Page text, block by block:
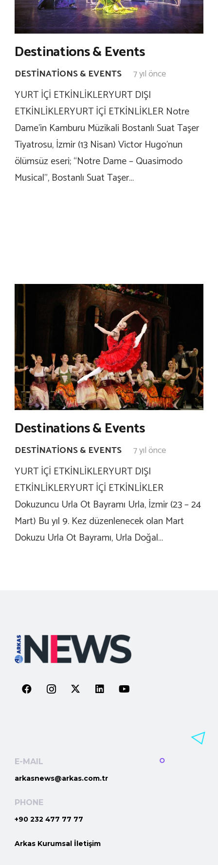
Destinations & Events
DESTINATIONS & EVENTS 7 yıl önce
YURT İÇİ ETKİNLİKLERYURT DIŞI
ETKİNLİKLERYURT İÇİ ETKİNLİKLER Notre
Dame’in Kamburu Müzikali Bostanlı Suat Taşer
Tiyatrosu, İzmir (13 Nisan) Victor Hugo’nun
ölümsüz eseri; “Notre Dame – Quasimodo
Musical”, Bostanlı Suat Taşer…
Destinations & Events
DESTINATIONS & EVENTS 7 yıl önce
YURT İÇİ ETKİNLİKLERYURT DIŞI
ETKİNLİKLERYURT İÇİ ETKİNLİKLER
Dokuzuncu Urla Ot Bayramı Urla, İzmir (23 – 24
Mart) Bu yıl 9. Kez düzenlenecek olan Mart
Dokuzu Urla Ot Bayramı, Urla Doğal…
E-MAIL
arkasnews@arkas.com.tr
PHONE
+90 232 477 77 77
Arkas Kurumsal İletişim